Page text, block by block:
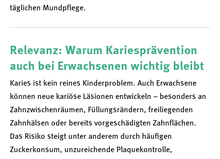
täglichen Mundpflege.
Relevanz: Warum Kariesprävention
auch bei Erwachsenen wichtig bleibt
Karies ist kein reines Kinderproblem. Auch Erwachsene
können neue kariöse Läsionen entwickeln – besonders an
Zahnzwischenräumen, Füllungsrändern, freiliegenden
Zahnhälsen oder bereits vorgeschädigten Zahnflächen.
Das Risiko steigt unter anderem durch häufigen
Zuckerkonsum, unzureichende Plaquekontrolle,